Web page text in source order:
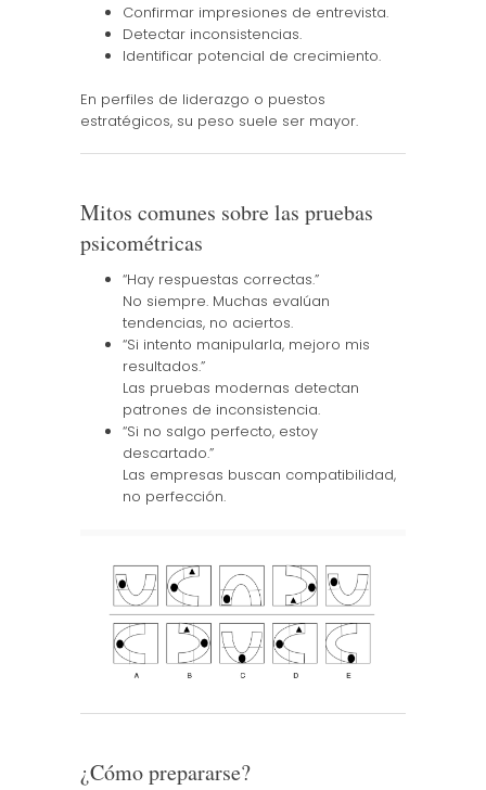
Confirmar impresiones de entrevista.
Detectar inconsistencias.
Identificar potencial de crecimiento.
En perfiles de liderazgo o puestos
estratégicos, su peso suele ser mayor.
Mitos comunes sobre las pruebas
psicométricas
“Hay respuestas correctas.”
No siempre. Muchas evalúan
tendencias, no aciertos.
“Si intento manipularla, mejoro mis
resultados.”
Las pruebas modernas detectan
patrones de inconsistencia.
“Si no salgo perfecto, estoy
descartado.”
Las empresas buscan compatibilidad,
no perfección.
¿Cómo prepararse?